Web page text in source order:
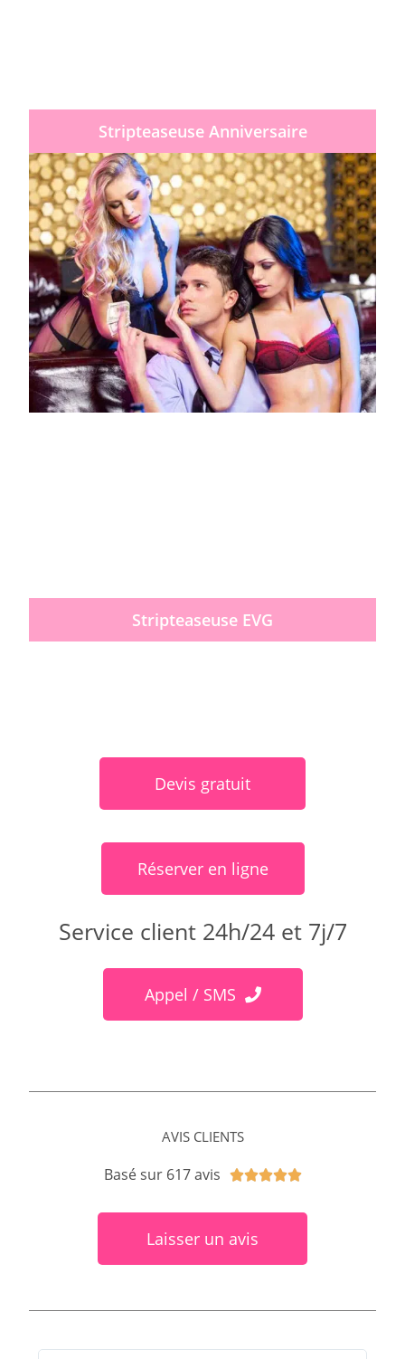
Stripteaseuse Anniversaire
Stripteaseuse EVG
Devis gratuit
Réserver en ligne
Service client 24h/24 et 7j/7
Appel / SMS
AVIS CLIENTS
Basé sur 617 avis 
Laisser un avis